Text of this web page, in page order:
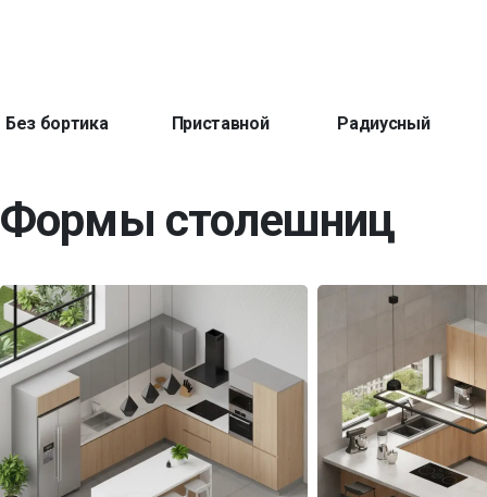
Без бортика Приставной Радиусный
Формы столешниц